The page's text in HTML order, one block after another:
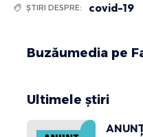
ȘTIRI DESPRE: covid-19
Buzăumedia pe
Ultimele știri